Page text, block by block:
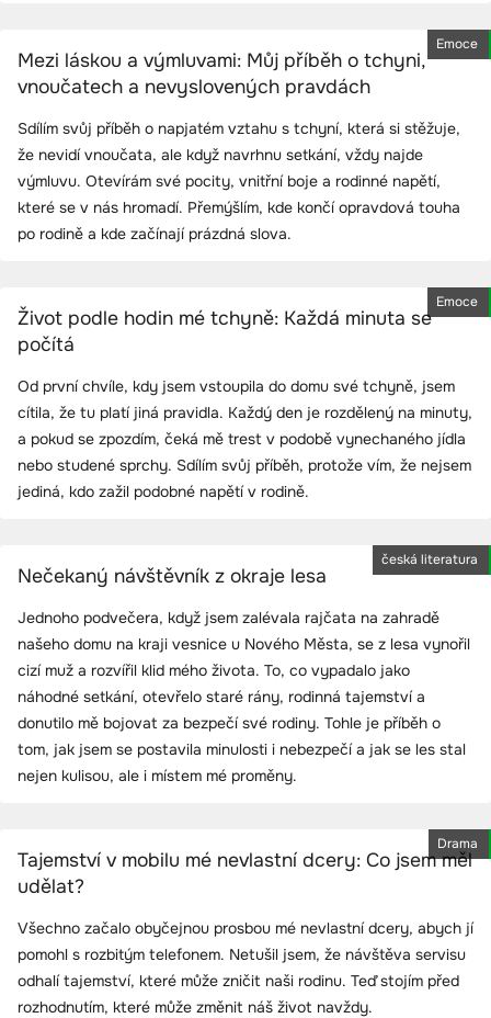
Emoce
Mezi láskou a výmluvami: Můj příběh o tchyni,
vnoučatech a nevyslovených pravdách
Sdílím svůj příběh o napjatém vztahu s tchyní, která si stěžuje,
že nevidí vnoučata, ale když navrhnu setkání, vždy najde
výmluvu. Otevírám své pocity, vnitřní boje a rodinné napětí,
které se v nás hromadí. Přemýšlím, kde končí opravdová touha
po rodině a kde začínají prázdná slova.
Emoce
Život podle hodin mé tchyně: Každá minuta se
počítá
Od první chvíle, kdy jsem vstoupila do domu své tchyně, jsem
cítila, že tu platí jiná pravidla. Každý den je rozdělený na minuty,
a pokud se zpozdím, čeká mě trest v podobě vynechaného jídla
nebo studené sprchy. Sdílím svůj příběh, protože vím, že nejsem
jediná, kdo zažil podobné napětí v rodině.
česká literatura
Nečekaný návštěvník z okraje lesa
Jednoho podvečera, když jsem zalévala rajčata na zahradě
našeho domu na kraji vesnice u Nového Města, se z lesa vynořil
cizí muž a rozvířil klid mého života. To, co vypadalo jako
náhodné setkání, otevřelo staré rány, rodinná tajemství a
donutilo mě bojovat za bezpečí své rodiny. Tohle je příběh o
tom, jak jsem se postavila minulosti i nebezpečí a jak se les stal
nejen kulisou, ale i místem mé proměny.
Drama
Tajemství v mobilu mé nevlastní dcery: Co jsem měl
udělat?
Všechno začalo obyčejnou prosbou mé nevlastní dcery, abych jí
pomohl s rozbitým telefonem. Netušil jsem, že návštěva servisu
odhalí tajemství, které může zničit naši rodinu. Teď stojím před
rozhodnutím, které může změnit náš život navždy.